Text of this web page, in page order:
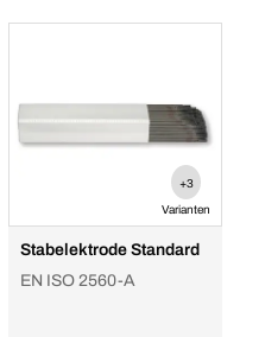
+3
Varianten
Stabelektrode Standard
EN ISO 2560-A